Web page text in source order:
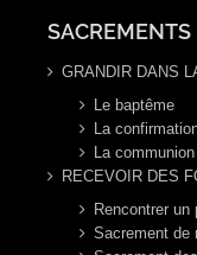
SACREMENTS
GRANDIR DANS
Le baptême
La
La communion
RECEVOIR DES
Rencontrer un
Sacrement de